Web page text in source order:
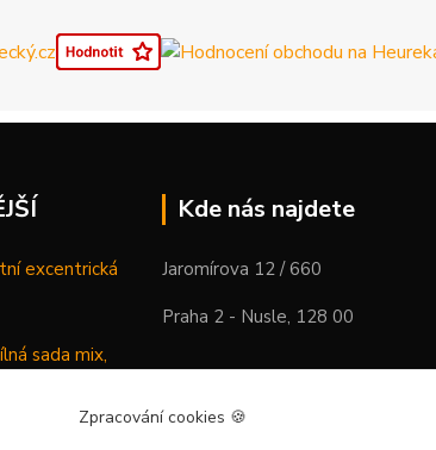
excentrická
sada mix,
Kde nás najdete
Jaromírova 12 / 660
Praha 2 - Nusle, 128 00
Zpracování cookies 🍪